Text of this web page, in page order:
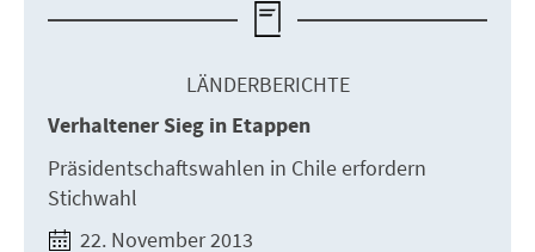
LÄNDERBERICHTE
Verhaltener Sieg in Etappen
Präsidentschaftswahlen in Chile erfordern
Stichwahl
22. November 2013